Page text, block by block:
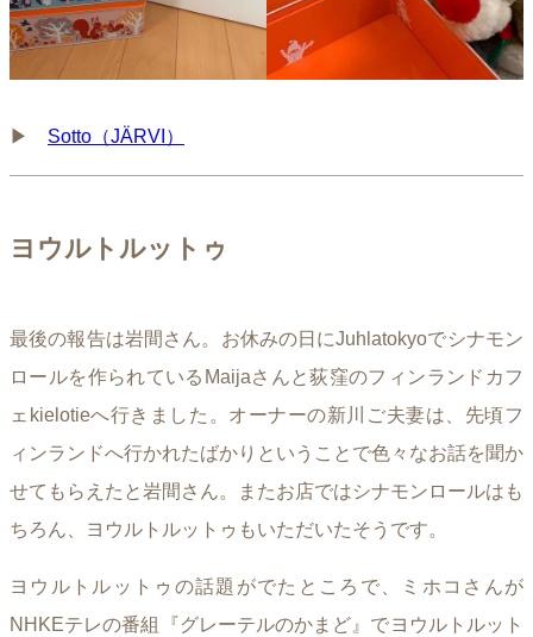
▶︎ Sotto（JÄRVI）
ヨウルトルットゥ
最後の報告は岩間さん。お休みの日にJuhlatokyoでシナモン
ロールを作られているMaijaさんと荻窪のフィンランドカフ
ェkielotieへ行きました。オーナーの新川ご夫妻は、先頃フ
ィンランドへ行かれたばかりということで色々なお話を聞か
せてもらえたと岩間さん。またお店ではシナモンロールはも
ちろん、ヨウルトルットゥもいただいたそうです。
ヨウルトルットゥの話題がでたところで、ミホコさんが
NHKEテレの番組『グレーテルのかまど』でヨウルトルット